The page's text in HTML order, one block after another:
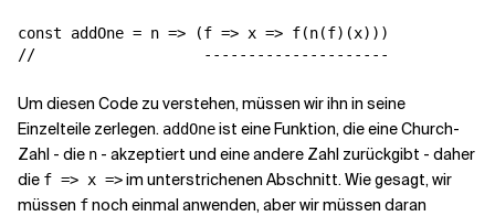
const addOne = n => (f => x => f(n(f)(x)))
Um diesen Code zu verstehen, müssen wir ihn in seine
Einzelteile zerlegen. addOneist eine Funktion, die eine Church-
Zahl - die n - akzeptiert und eine andere Zahl zurückgibt - daher
die f => x =>im unterstrichenen Abschnitt. Wie gesagt, wir
müssen fnoch einmal anwenden, aber wir müssen daran